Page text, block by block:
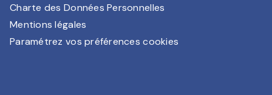
Charte des Données Personnelles
Mentions légales
Paramétrez vos préférences cookies